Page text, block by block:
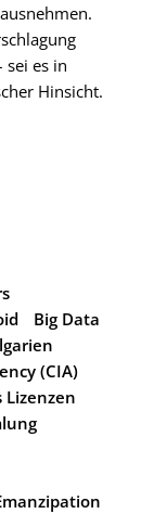
sei es in
Hinsicht.
Big Data
(CIA)
Lizenzen